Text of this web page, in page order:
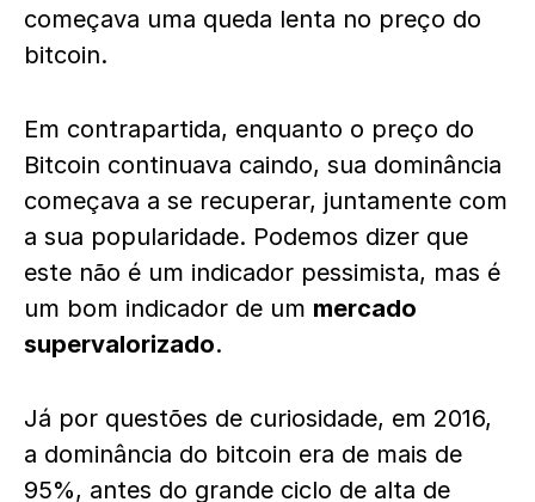
começava uma queda lenta no preço do
bitcoin.
Em contrapartida, enquanto o preço do
Bitcoin continuava caindo, sua dominância
começava a se recuperar, juntamente com
a sua popularidade. Podemos dizer que
este não é um indicador pessimista, mas é
um bom indicador de um mercado
supervalorizado.
Já por questões de curiosidade, em 2016,
a dominância do bitcoin era de mais de
95%, antes do grande ciclo de alta de